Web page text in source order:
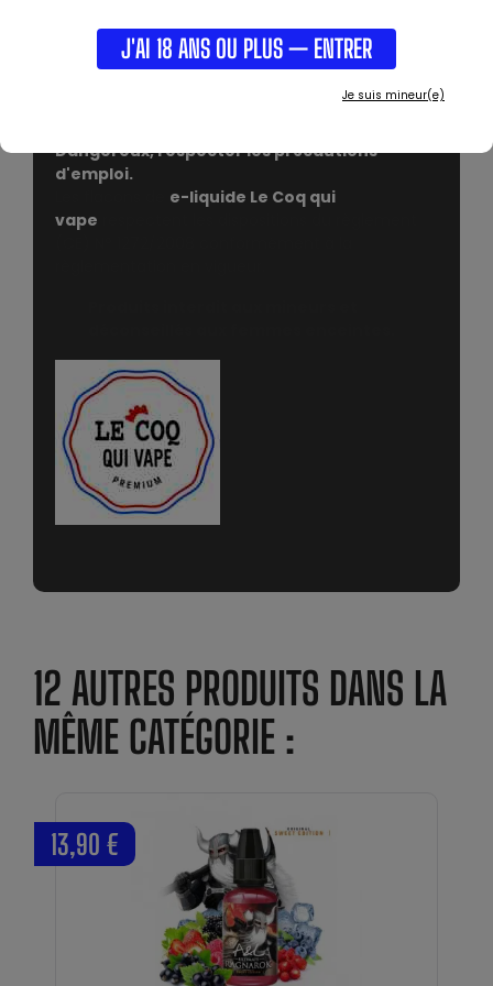
J'AI 18 ANS OU PLUS — ENTRER
Je suis mineur(e)
une base !!!
CARACTÉRISTIQUES DU CONCENTRÉ TABAC M - LE
Dangereux, respecter les précautions
d'emploi.
e-liquide Le Coq qui
vape
12 AUTRES PRODUITS DANS LA
MÊME CATÉGORIE :
13,90 €